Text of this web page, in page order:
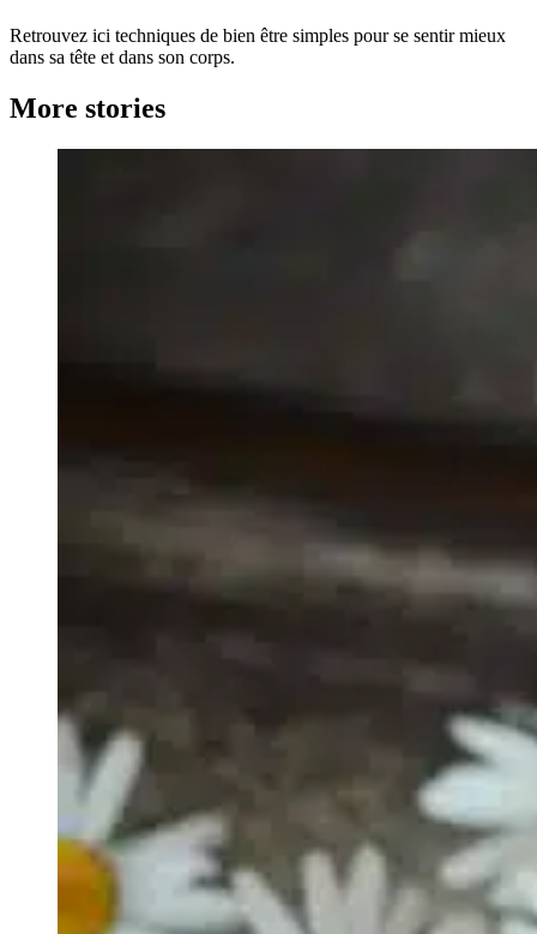
Retrouvez ici techniques de bien être simples pour se sentir mieux
dans sa tête et dans son corps.
More stories